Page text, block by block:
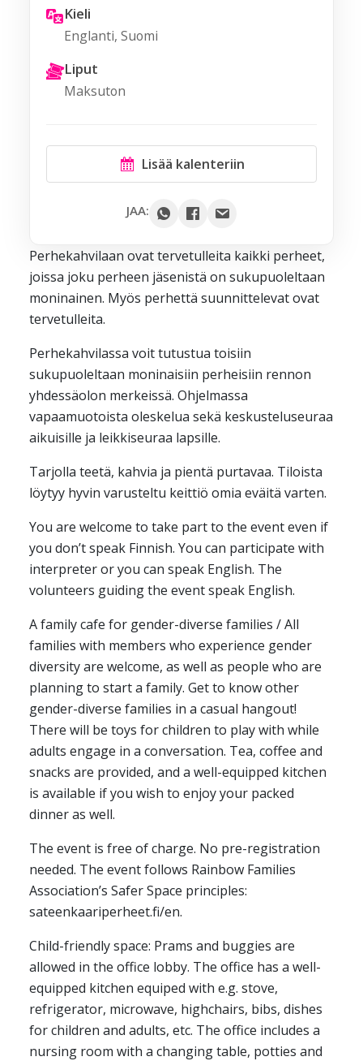
Perhekahvilaan ovat tervetulleita kaikki perheet,
joissa joku perheen jäsenistä on sukupuoleltaan
moninainen. Myös perhettä suunnittelevat ovat
tervetulleita.
Perhekahvilassa voit tutustua toisiin
sukupuoleltaan moninaisiin perheisiin rennon
yhdessäolon merkeissä. Ohjelmassa
vapaamuotoista oleskelua sekä keskusteluseuraa
aikuisille ja leikkiseuraa lapsille.
Tarjolla teetä, kahvia ja pientä purtavaa. Tiloista
löytyy hyvin varusteltu keittiö omia eväitä varten.
You are welcome to take part to the event even if
you don’t speak Finnish. You can participate with
interpreter or you can speak English. The
volunteers guiding the event speak English.
A family cafe for gender-diverse families / All
families with members who experience gender
diversity are welcome, as well as people who are
planning to start a family. Get to know other
gender-diverse families in a casual hangout!
There will be toys for children to play with while
adults engage in a conversation. Tea, coffee and
snacks are provided, and a well-equipped kitchen
is available if you wish to enjoy your packed
dinner as well.
The event is free of charge. No pre-registration
needed. The event follows Rainbow Families
Association’s Safer Space principles:
sateenkaariperheet.fi/en.
Child-friendly space: Prams and buggies are
allowed in the office lobby. The office has a well-
equipped kitchen equiped with e.g. stove,
refrigerator, microwave, highchairs, bibs, dishes
for children and adults, etc. The office includes a
nursing room with a changing table, potties and
Kieli
Englanti, Suomi
Liput
Maksuton
Lisää kalenteriin
Yahoo
iCal / .ics
JAA: